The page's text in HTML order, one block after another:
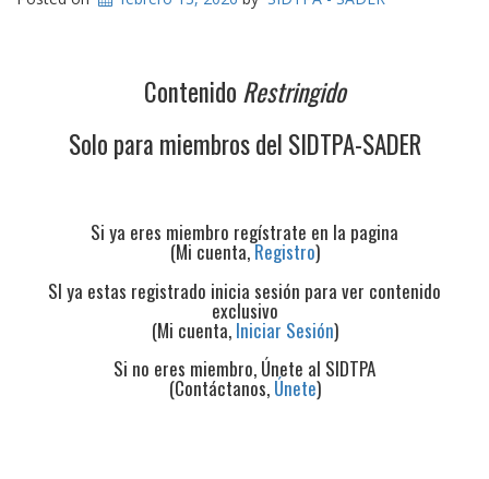
Contenido Restringido
Solo para miembros del SIDTPA-SADER
Si ya eres miembro regístrate en la pagina
(Mi cuenta,Registro)
SI ya estas registrado inicia sesión para ver contenido
exclusivo
(Mi cuenta, Iniciar Sesión)
Si no eres miembro, Únete al SIDTPA
(Contáctanos, Únete)